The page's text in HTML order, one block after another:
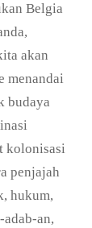
Belgia
akan
menandai
budaya
kolonisasi
penjajah
hukum,
an,